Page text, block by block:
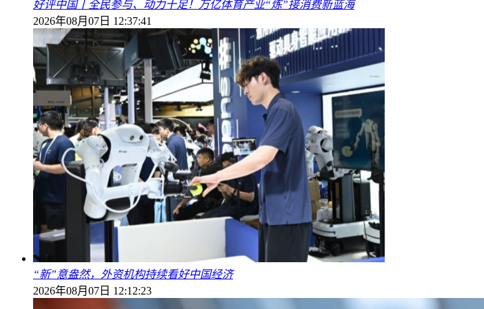
好评中国丨全民参与、动力十足！万亿体育产业“炼”接消费新蓝海
2026年08月07日 12:37:41
“新”意盎然，外资机构持续看好中国经济
2026年08月07日 12:12:23